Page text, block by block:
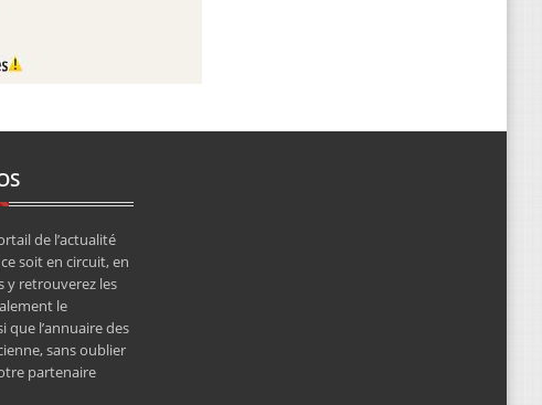
de l’actualité
soit en circuit, en
y retrouverez les
le
que l’annuaire des
sans oublier
partenaire